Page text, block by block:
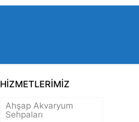
HİZMETLERİMİZ
Ahşap Akvaryum
Sehpaları